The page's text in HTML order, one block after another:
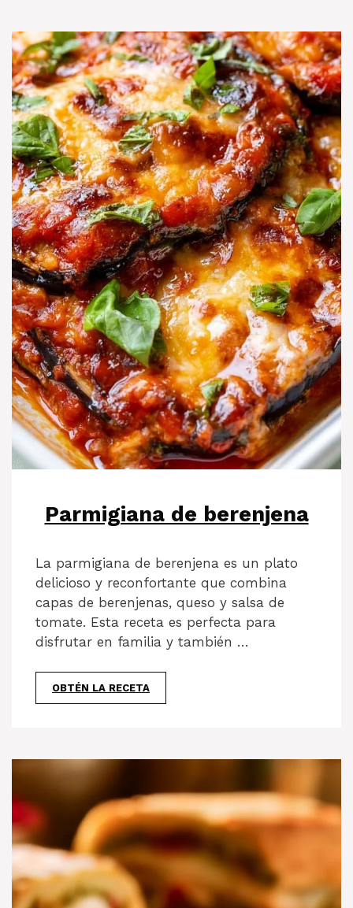
Parmigiana de berenjena
La parmigiana de berenjena es un plato
delicioso y reconfortante que combina
capas de berenjenas, queso y salsa de
tomate. Esta receta es perfecta para
disfrutar en familia y también …
OBTÉN LA RECETA